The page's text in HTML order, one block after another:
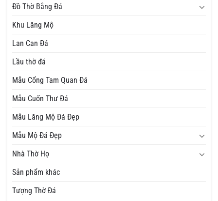
Đồ Thờ Bằng Đá
Khu Lăng Mộ
Lan Can Đá
Lầu thờ đá
Mẫu Cổng Tam Quan Đá
Mẫu Cuốn Thư Đá
Mẫu Lăng Mộ Đá Đẹp
Mẫu Mộ Đá Đẹp
Nhà Thờ Họ
Sản phẩm khác
Tượng Thờ Đá